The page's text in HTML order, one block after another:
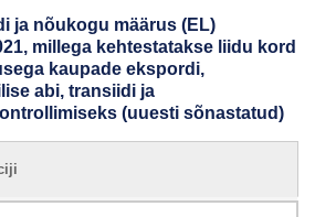
ja nõukogu määrus (EL)
millega kehtestatakse liidu kord
kaupade ekspordi,
abi, transiidi ja
(uuesti sõnastatud)